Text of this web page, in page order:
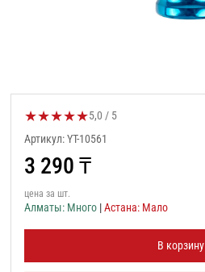
★★★★★Оценка товара:
5,0 / 5
Артикул: YT-10561
3 290 ₸
цена за шт.
Алматы: Много |Астана: Мало
В корзину